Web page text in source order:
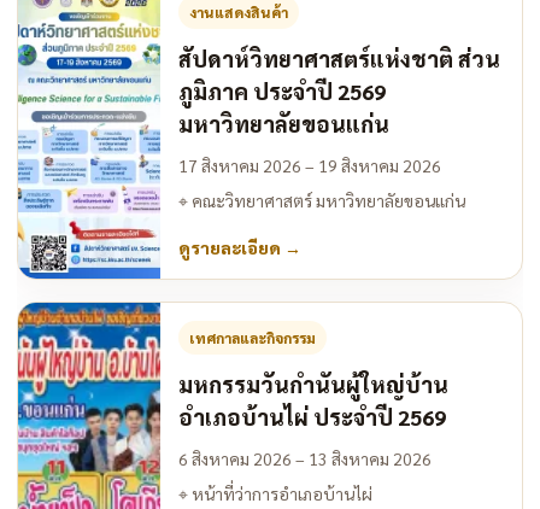
งานแสดงสินค้า
สัปดาห์วิทยาศาสตร์แห่งชาติ ส่วน
ภูมิภาค ประจำปี 2569
มหาวิทยาลัยขอนแก่น
17 สิงหาคม 2026 – 19 สิงหาคม 2026
⌖ คณะวิทยาศาสตร์ มหาวิทยาลัยขอนแก่น
ดูรายละเอียด →
เทศกาลและกิจกรรม
มหกรรมวันกำนันผู้ใหญ่บ้าน
อำเภอบ้านไผ่ ประจำปี 2569
6 สิงหาคม 2026 – 13 สิงหาคม 2026
⌖ หน้าที่ว่าการอำเภอบ้านไผ่